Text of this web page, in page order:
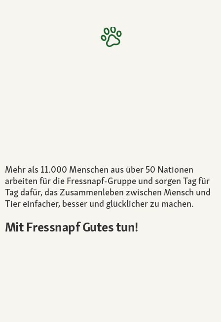
Mehr als 11.000 Menschen aus über 50 Nationen
arbeiten für die Fressnapf-Gruppe und sorgen Tag für
Tag dafür, das Zusammenleben zwischen Mensch und
Tier einfacher, besser und glücklicher zu machen.
Mit Fressnapf Gutes tun!